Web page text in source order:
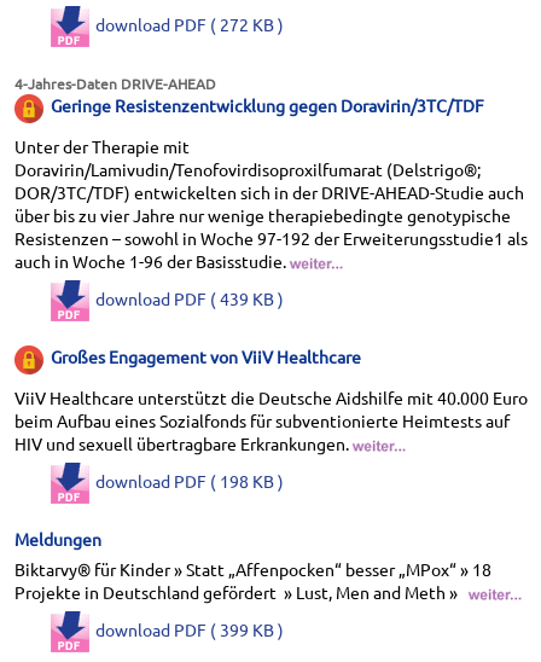
download PDF ( 272 KB )
4-Jahres-Daten DRIVE-AHEAD
Geringe Resistenzentwicklung gegen Doravirin/3TC/TDF
Unter der Therapie mit
Doravirin/Lamivudin/Tenofovirdisoproxilfumarat (Delstrigo®;
DOR/3TC/TDF) entwickelten sich in der DRIVE-AHEAD-Studie auch
über bis zu vier Jahre nur wenige therapiebedingte genotypische
Resistenzen – sowohl in Woche 97-192 der Erweiterungsstudie1 als
auch in Woche 1-96 der Basisstudie.
download PDF ( 439 KB )
Großes Engagement von ViiV Healthcare
ViiV Healthcare unterstützt die Deutsche Aidshilfe mit 40.000 Euro
beim Aufbau eines Sozialfonds für subventionierte Heimtests auf
HIV und sexuell übertragbare Erkrankungen.
download PDF ( 198 KB )
Meldungen
Biktarvy® für Kinder » Statt „Affenpocken“ besser „MPox“ » 18
Projekte in Deutschland gefördert » Lust, Men and Meth »
download PDF ( 399 KB )